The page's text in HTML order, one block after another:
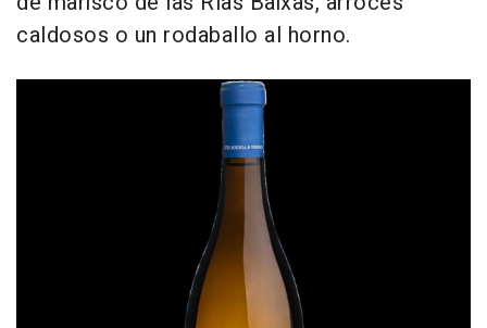
caldosos o un rodaballo al horno.